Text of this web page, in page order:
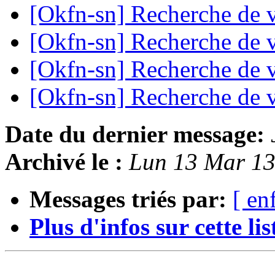
[Okfn-sn] Recherche de
[Okfn-sn] Recherche de
[Okfn-sn] Recherche de
[Okfn-sn] Recherche de
Date du dernier message:
Archivé le : Lun 13 Mar
Messages triés par: [
Plus d'infos sur cette